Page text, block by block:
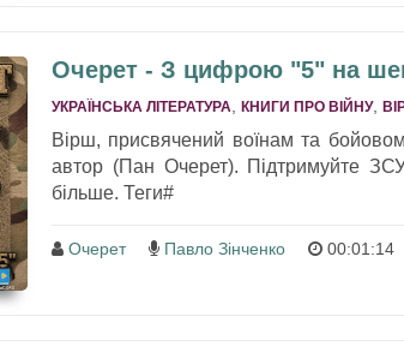
Очерет - З цифрою "5" на
УКРАЇНСЬКА ЛІТЕРАТУРА КНИГИ ПРО ВІЙНУ,
Вірш, присвячений воїнам та
автор (Пан Очерет). Підтримуйте
більше. Теги#
Очерет Павло Зінченко 00:01:14